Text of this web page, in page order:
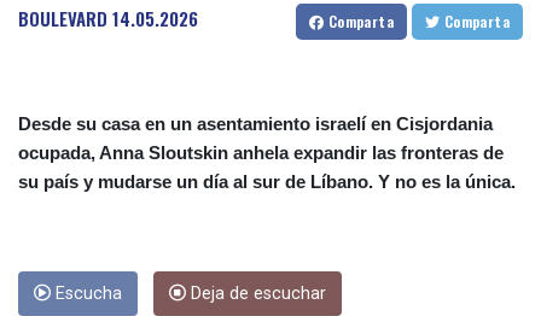
CLF 0.023148
COP 3182.69
CRC 453.238407
CUC 1
BOULEVARD 14.05.2026 Comparta Comparta
Desde su casa en un asentamiento israelí en Cisjordania
ocupada, Anna Sloutskin anhela expandir las fronteras de
su país y mudarse un día al sur de Líbano. Y no es la única.
Escucha Deja de escuchar